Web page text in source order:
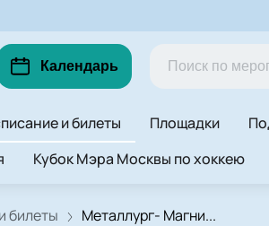
Календарь
и билеты Площадки
Кубок Мэра Москвы по хоккею
билеты Металлург- Магни...